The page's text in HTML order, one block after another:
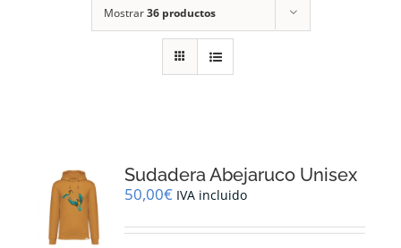
CARRITO
Mostrar36 productos
Sudadera Abejaruco Unisex
50,00€ IVA incluido